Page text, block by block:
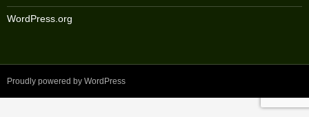
WordPress.org
Proudly powered by WordPress